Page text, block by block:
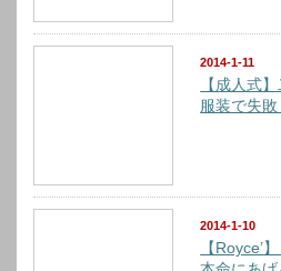
2014-1-11
【成人式
服装で失
2014-1-10
【Royce’